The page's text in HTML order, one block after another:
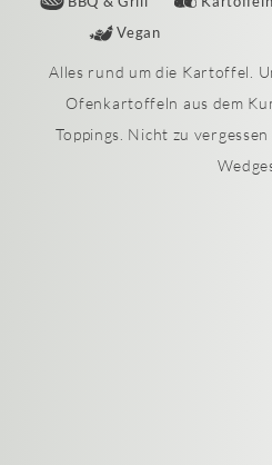
Vegan
Alles rund um die Kartoffel.
Ofenkartoffeln aus dem
Toppings. Nicht zu